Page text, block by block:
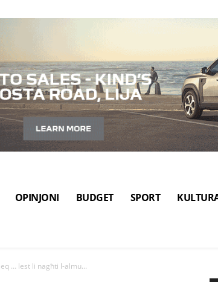
OPINJONI BUDGET SPORT
… lest li nagħti l-almu...